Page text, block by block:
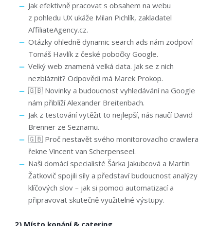
Jak efektivně pracovat s obsahem na webu
z pohledu UX ukáže Milan Pichlík, zakladatel
AffiliateAgency.cz.
Otázky ohledně dynamic search ads nám zodpoví
Tomáš Havlík z české pobočky Google.
Velký web znamená velká data. Jak se z nich
nezbláznit? Odpovědi má Marek Prokop.
🇬🇧 Novinky a budoucnost vyhledávání na Google
nám přiblíží Alexander Breitenbach.
Jak z testování vytěžit to nejlepší, nás naučí David
Brenner ze Seznamu.
🇬🇧 Proč nestavět svého monitorovacího crawlera
řekne Vincent van Scherpenseel.
Naši domácí specialisté Šárka Jakubcová a Martin
Žatkovič spojili síly a představí budoucnost analýzy
klíčových slov – jak si pomoci automatizací a
připravovat skutečně využitelné výstupy.
2) Místo konání & catering